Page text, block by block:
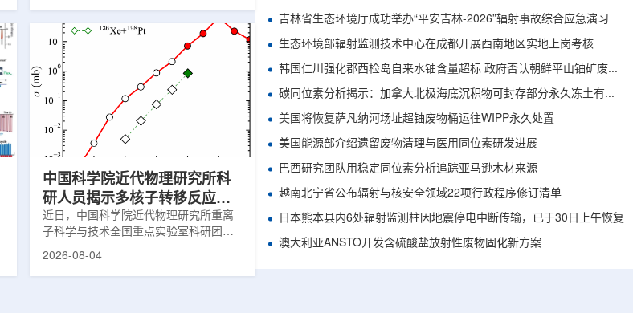
步。这两项指标直接决定光源能否为科
研用户提供稳定、高品质的X光束，也是
装置性能评估中的核心参数。自2025年
9月29日加速器达到验收指标后，项目团
队在试运行过程中持续调校设备、优化
束流状态。经过约9个月改进，装置关键
性能明显提升。储存环可理解为高能电
子运行的环形轨道，全长约1360米。
177...
中国科学院近代物理研究所科
研人员揭示多核子转移反应中
壳效应的双向作用机制
近日，中国科学院近代物理研究所重离
子科学与技术全国重点实验室科研团队
与合作者揭示了壳效应在多核子转移反
2026-08-04
吉林省生态环境厅成功举办“平安吉林-2026”辐射事故综合应急演习
生态环境部辐射监测技术中心在成都开展西南地区实地上岗考核
韩国仁川强化郡西检岛自来水铀含量超标 政府否认朝鲜平山铀矿废水影响
碳同位素分析揭示：加拿大北极海底沉积物可封存部分永久冻土有机碳
美国将恢复萨凡纳河场址超铀废物桶运往WIPP永久处置
美国能源部介绍遗留废物清理与医用同位素研发进展
巴西研究团队用稳定同位素分析追踪亚马逊木材来源
越南北宁省公布辐射与核安全领域22项行政程序修订清单
日本熊本县内6处辐射监测柱因地震停电中断传输，已于30日上午恢复
澳大利亚ANSTO开发含硫酸盐放射性废物固化新方案